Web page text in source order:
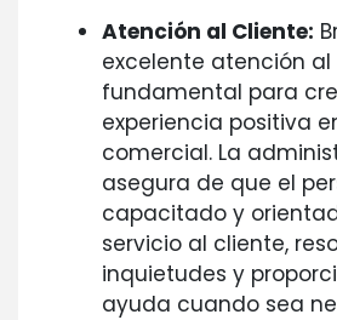
Atención al Cliente:
excelente atención al
fundamental para
experiencia positiva
comercial. La
asegura de que el
capacitado y
servicio al cliente,
inquietudes y
ayuda cuando sea